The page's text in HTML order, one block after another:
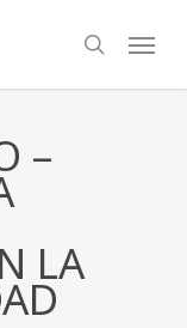
search
Menu
–
LA